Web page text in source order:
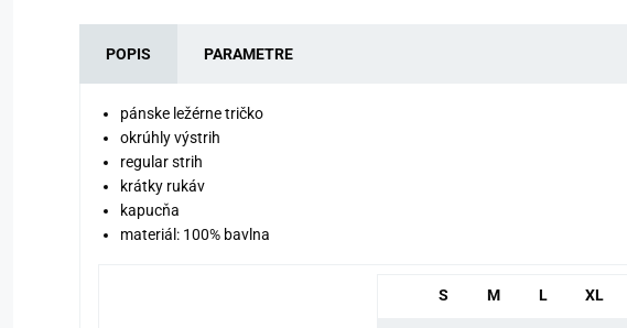
POPIS PARAMETRE
pánske ležérne tričko
okrúhly výstrih
regular strih
krátky rukáv
kapucňa
materiál: 100% bavlna
S M L XL